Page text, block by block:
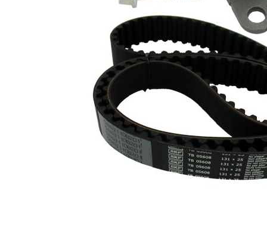
Produktlista
Artikelnummer
Spännrulle,
VKM 25215
1
Kuggrem
1